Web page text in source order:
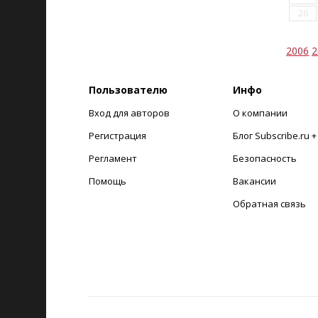
26
2006
Пользователю
Вход для авторов
Регистрация
Регламент
Помощь
Инфо
О компании
Блог Subscribe.ru +
Безопасность
Вакансии
Обратная связь